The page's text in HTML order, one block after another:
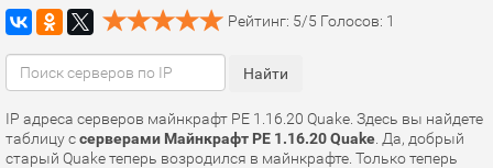
Рейтинг: 5/5 Голосов: 1
IP адреса серверов майнкрафт PE 1.16.20 Quake. Здесь вы найдете
таблицу ссерверами Майнкрафт PE 1.16.20 Quake . Да, добрый
старый Quake теперь возродился в майнкрафте. Только теперь